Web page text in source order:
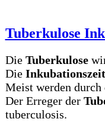
Tuberkulose
Die Tuberkulose
Die Inkubationszeit
Meist werden
Der Erreger der
tuberculosis.